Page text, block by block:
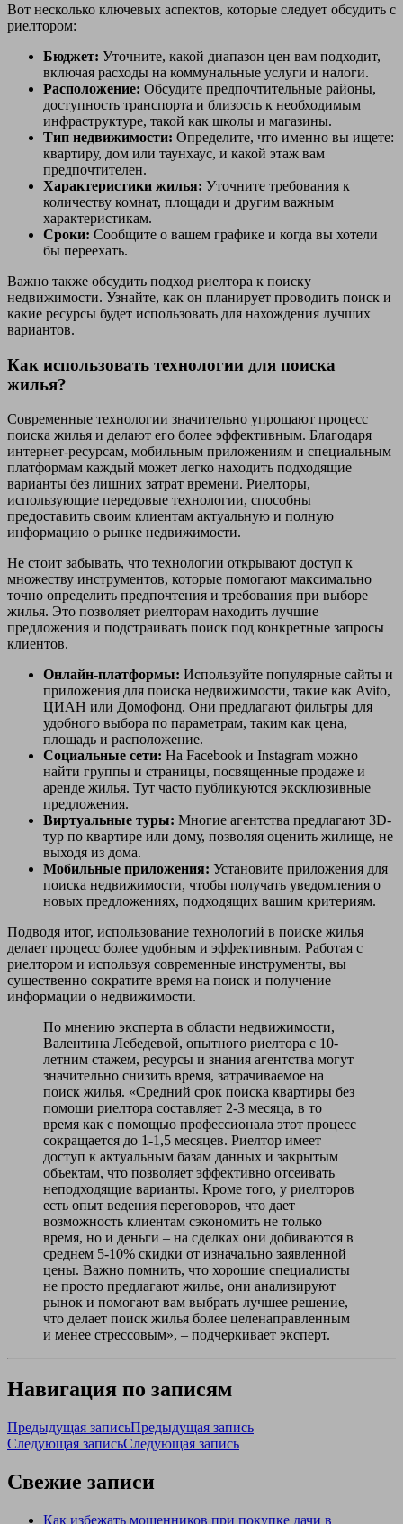
Вот несколько ключевых аспектов, которые следует обсудить с
риелтором:
Бюджет: Уточните, какой диапазон цен вам подходит,
включая расходы на коммунальные услуги и налоги.
Расположение: Обсудите предпочтительные районы,
доступность транспорта и близость к необходимым
инфраструктуре, такой как школы и магазины.
Тип недвижимости: Определите, что именно вы ищете:
квартиру, дом или таунхаус, и какой этаж вам
предпочтителен.
Характеристики жилья: Уточните требования к
количеству комнат, площади и другим важным
характеристикам.
Сроки: Сообщите о вашем графике и когда вы хотели
бы переехать.
Важно также обсудить подход риелтора к поиску
недвижимости. Узнайте, как он планирует проводить поиск и
какие ресурсы будет использовать для нахождения лучших
вариантов.
Как использовать технологии для поиска
жилья?
Современные технологии значительно упрощают процесс
поиска жилья и делают его более эффективным. Благодаря
интернет-ресурсам, мобильным приложениям и специальным
платформам каждый может легко находить подходящие
варианты без лишних затрат времени. Риелторы,
использующие передовые технологии, способны
предоставить своим клиентам актуальную и полную
информацию о рынке недвижимости.
Не стоит забывать, что технологии открывают доступ к
множеству инструментов, которые помогают максимально
точно определить предпочтения и требования при выборе
жилья. Это позволяет риелторам находить лучшие
предложения и подстраивать поиск под конкретные запросы
клиентов.
Онлайн-платформы: Используйте популярные сайты и
приложения для поиска недвижимости, такие как Avito,
ЦИАН или Домофонд. Они предлагают фильтры для
удобного выбора по параметрам, таким как цена,
площадь и расположение.
Социальные сети: На Facebook и Instagram можно
найти группы и страницы, посвященные продаже и
аренде жилья. Тут часто публикуются эксклюзивные
предложения.
Виртуальные туры: Многие агентства предлагают 3D-
тур по квартире или дому, позволяя оценить жилище, не
выходя из дома.
Мобильные приложения: Установите приложения для
поиска недвижимости, чтобы получать уведомления о
новых предложениях, подходящих вашим критериям.
Подводя итог, использование технологий в поиске жилья
делает процесс более удобным и эффективным. Работая с
риелтором и используя современные инструменты, вы
существенно сократите время на поиск и получение
информации о недвижимости.
По мнению эксперта в области недвижимости,
Валентина Лебедевой, опытного риелтора с 10-
летним стажем, ресурсы и знания агентства могут
значительно снизить время, затрачиваемое на
поиск жилья. «Средний срок поиска квартиры без
помощи риелтора составляет 2-3 месяца, в то
время как с помощью профессионала этот процесс
сокращается до 1-1,5 месяцев. Риелтор имеет
доступ к актуальным базам данных и закрытым
объектам, что позволяет эффективно отсеивать
неподходящие варианты. Кроме того, у риелторов
есть опыт ведения переговоров, что дает
возможность клиентам сэкономить не только
время, но и деньги – на сделках они добиваются в
среднем 5-10% скидки от изначально заявленной
цены. Важно помнить, что хорошие специалисты
не просто предлагают жилье, они анализируют
рынок и помогают вам выбрать лучшее решение,
что делает поиск жилья более целенаправленным
и менее стрессовым», – подчеркивает эксперт.
Навигация по записям
Предыдущая записьПредыдущая запись
Следующая записьСледующая запись
Свежие записи
Как избежать мошенников при покупке дачи в